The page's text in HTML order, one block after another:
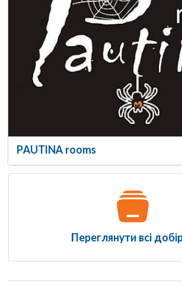
PAUTINA rooms
Переглянути всі